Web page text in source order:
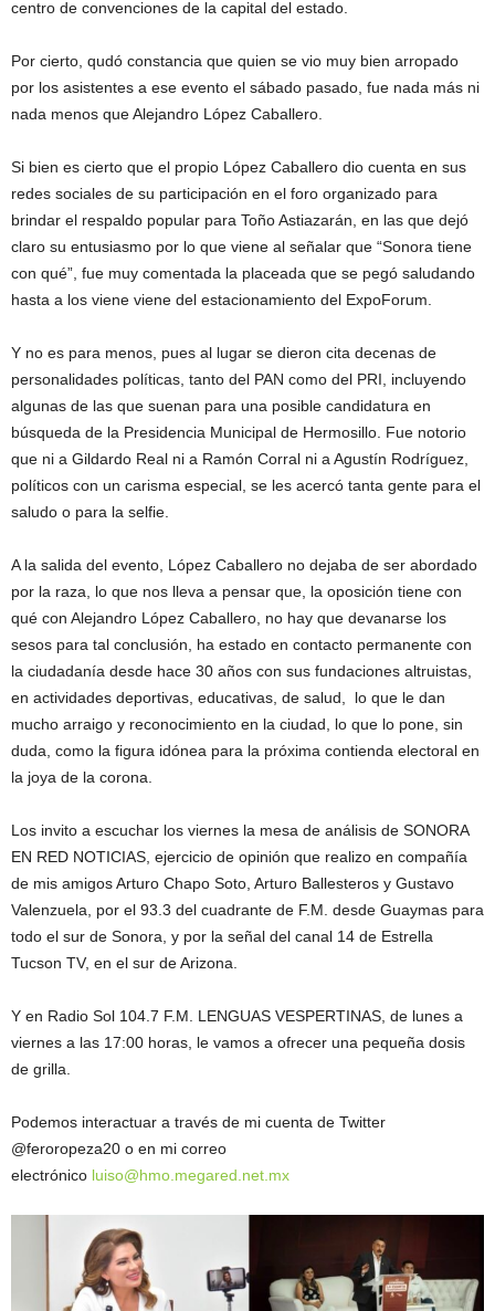
centro de convenciones de la capital del estado.
Por cierto, qudó constancia que quien se vio muy bien arropado
por los asistentes a ese evento el sábado pasado, fue nada más ni
nada menos que Alejandro López Caballero.
Si bien es cierto que el propio López Caballero dio cuenta en sus
redes sociales de su participación en el foro organizado para
brindar el respaldo popular para Toño Astiazarán, en las que dejó
claro su entusiasmo por lo que viene al señalar que “Sonora tiene
con qué”, fue muy comentada la placeada que se pegó saludando
hasta a los viene viene del estacionamiento del ExpoForum.
Y no es para menos, pues al lugar se dieron cita decenas de
personalidades políticas, tanto del PAN como del PRI, incluyendo
algunas de las que suenan para una posible candidatura en
búsqueda de la Presidencia Municipal de Hermosillo. Fue notorio
que ni a Gildardo Real ni a Ramón Corral ni a Agustín Rodríguez,
políticos con un carisma especial, se les acercó tanta gente para el
saludo o para la selfie.
A la salida del evento, López Caballero no dejaba de ser abordado
por la raza, lo que nos lleva a pensar que, la oposición tiene con
qué con Alejandro López Caballero, no hay que devanarse los
sesos para tal conclusión, ha estado en contacto permanente con
la ciudadanía desde hace 30 años con sus fundaciones altruistas,
en actividades deportivas, educativas, de salud, lo que le dan
mucho arraigo y reconocimiento en la ciudad, lo que lo pone, sin
duda, como la figura idónea para la próxima contienda electoral en
la joya de la corona.
Los invito a escuchar los viernes la mesa de análisis de SONORA
EN RED NOTICIAS, ejercicio de opinión que realizo en compañía
de mis amigos Arturo Chapo Soto, Arturo Ballesteros y Gustavo
Valenzuela, por el 93.3 del cuadrante de F.M. desde Guaymas para
todo el sur de Sonora, y por la señal del canal 14 de Estrella
Tucson TV, en el sur de Arizona.
Y en Radio Sol 104.7 F.M. LENGUAS VESPERTINAS, de lunes a
viernes a las 17:00 horas, le vamos a ofrecer una pequeña dosis
de grilla.
Podemos interactuar a través de mi cuenta de Twitter
@feroropeza20 o en mi correo
electrónico luiso@hmo.megared.net.mx